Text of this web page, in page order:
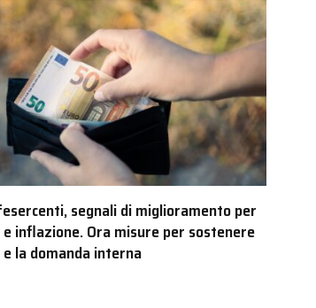
segnali di miglioramento per
inflazione. Ora misure per sostenere
la domanda interna